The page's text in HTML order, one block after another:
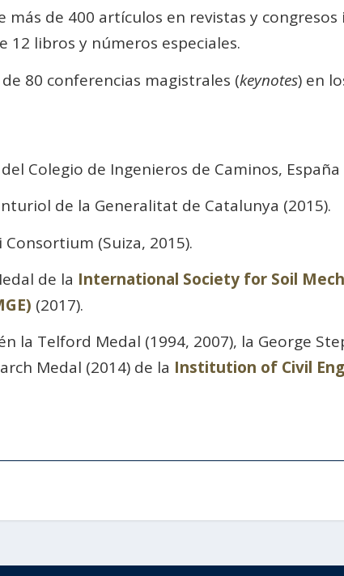
de 400 artículos en revistas y
12 libros y números especiales.
80 conferencias magistrales (keynotes) en
Colegio de Ingenieros de Caminos, España
de la Generalitat de Catalunya (2015).
(Suiza, 2015).
de la International Society for Soil
(2017).
la Telford Medal (1994, 2007), la George
Medal (2014) de la Institution of Civil